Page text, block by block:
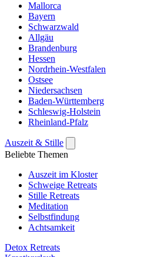
Mallorca
Bayern
Schwarzwald
Allgäu
Brandenburg
Hessen
Nordrhein-Westfalen
Ostsee
Niedersachsen
Baden-Württemberg
Schleswig-Holstein
Rheinland-Pfalz
Auszeit & Stille
Beliebte Themen
Auszeit im Kloster
Schweige Retreats
Stille Retreats
Meditation
Selbstfindung
Achtsamkeit
Detox Retreats